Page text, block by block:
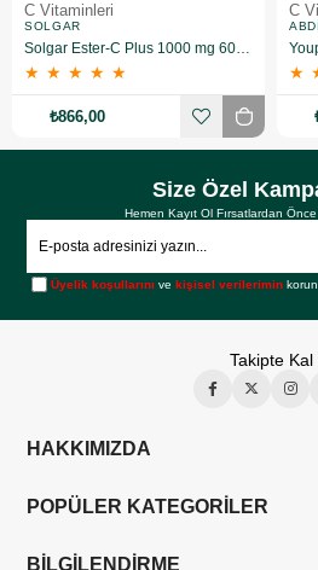
C Vitaminleri
SOLGAR
Solgar Ester-C Plus 1000 mg 60 Kapsül
★ ★ ★ ★ ★
₺866,00
C
★
Size Özel
Hemen Kayıt Ol Fırsatlardan
Üyelik koşullarını vekişisel verilerimin
Takipte Kal
HAKKIMIZDA
POPÜLER KATEGORİLER
BİLGİLENDİRME